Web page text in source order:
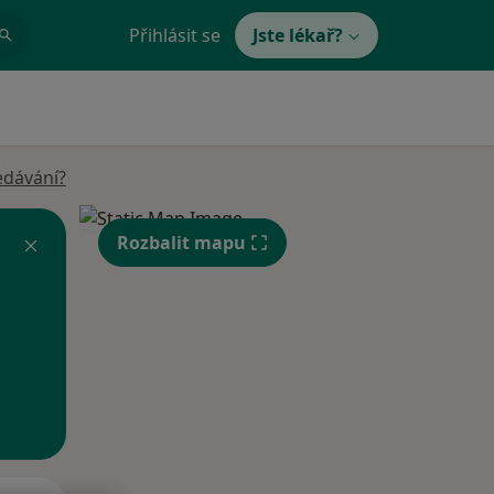
Přihlásit se Jste lékař?
Rozbalit mapu